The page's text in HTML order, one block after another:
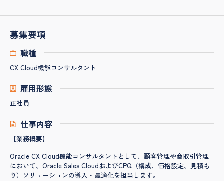
募集要項
職種
CX Cloud機能コンサルタント
雇用形態
正社員
仕事内容
【業務概要】
Oracle CX Cloud機能コンサルタントとして、顧客管理や商取引管理
において、Oracle Sales CloudおよびCPQ（構成、価格設定、見積も
り）ソリューションの導入・最適化を担当します。